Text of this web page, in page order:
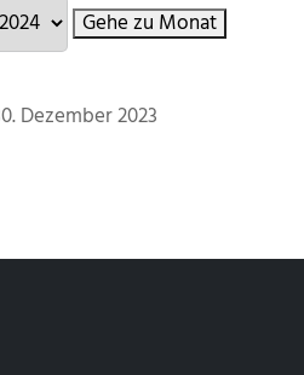
Gehe zu Monat
Dezember 2023